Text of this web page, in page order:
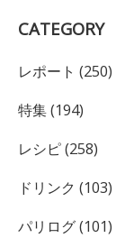
CATEGORY
レポート (250)
特集 (194)
レシピ (258)
ドリンク (103)
パリログ (101)